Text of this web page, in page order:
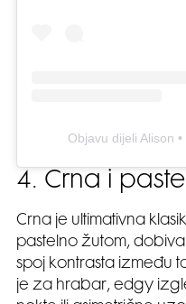
Objavu dijeli Alison
4. Crna i
Crna je ultimativna
pastelno žutom,
spoj kontrasta između
je za hrabar, edgy